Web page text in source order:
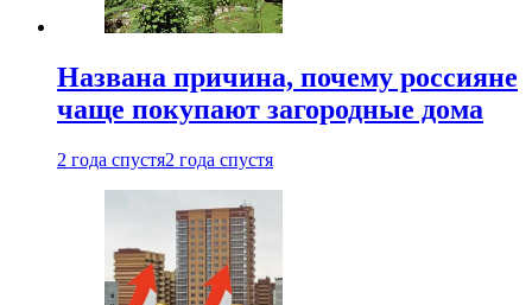
Названа причина, почему россияне
чаще покупают загородные дома
2 года спустя2 года спустя